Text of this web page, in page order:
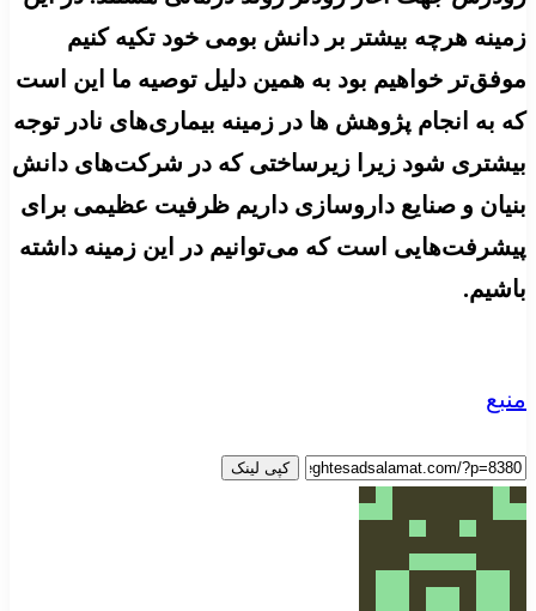
زمینه هرچه بیشتر بر دانش بومی خود تکیه کنیم
موفق‌تر خواهیم بود به همین دلیل توصیه ما این است
که به انجام پژوهش ها در زمینه بیماری‌های نادر توجه
بیشتری شود زیرا زیرساختی که در شرکت‌های دانش
بنیان و صنایع داروسازی داریم ظرفیت عظیمی برای
پیشرفت‌هایی است که می‌توانیم در این زمینه داشته
باشیم.
منبع
کپی لینک